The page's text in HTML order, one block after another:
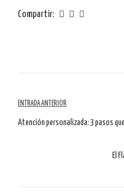
Compartir:
Navegación
por
ENTRADA ANTERIOR
Atención personalizada: 3 pasos
El